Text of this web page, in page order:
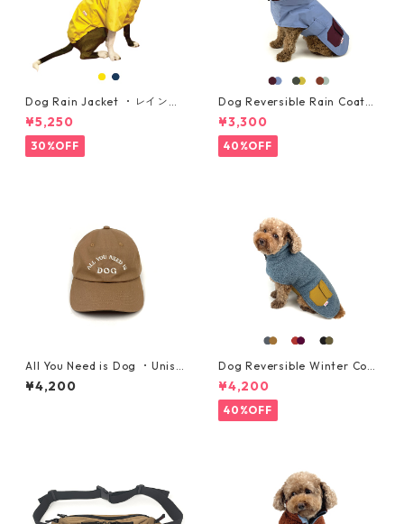
Dog Rain Jacket ・レインジ
ャケット・大型犬用 ・サイズ
2XL, 3XL
¥5,250
30%OFF
Dog Reversible Rain Coat・
リバーシブルレインコート ・
小型犬用・サイズ S, M
¥3,300
40%OFF
All You Need is Dog ・Unise
x Cap・ナツメグブラウン
¥4,200
Dog Reversible Winter Coa
t・リバーシブルウィンターコ
ート ・中型犬用・サイズ L, X
L
¥4,200
40%OFF